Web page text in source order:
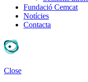
Fundació Cemcat
Notícies
Contacta
Close